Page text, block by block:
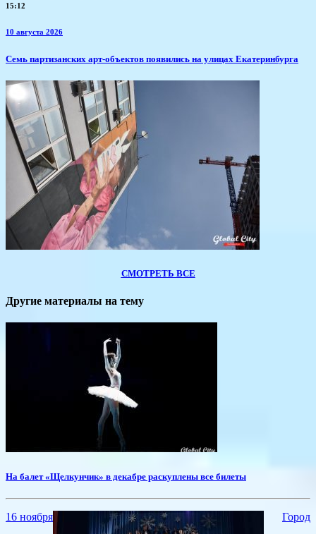
15:12
10 августа 2026
Семь партизанских арт-объектов появились на улицах Екатеринбурга
СМОТРЕТЬ ВСЕ
Другие материалы на тему
На балет «Щелкунчик» в декабре раскуплены все билеты
16 ноября Город